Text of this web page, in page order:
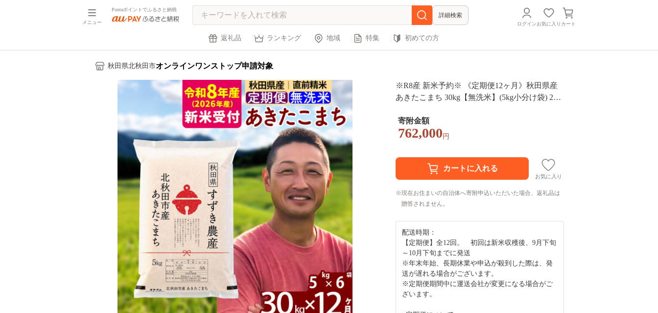
メニュー
Pontaポイントでふるさと納税
詳細検索
ログインお気に入り カート
返礼品 ランキング 地域 特集 初めての方
秋田県北秋田市オンラインワンストップ申請対象
※R8産 新米予約※ 《定期便12ヶ月》秋田県産
あきたこまち 30kg【無洗米】(5kg小分け袋) 202
整OK お米 すずき農産 [すずき農産 秋田 お米 あ
きたこまち 米どころ 東北 北秋田市 定期便 毎月
寄附金額
762,000 円
お気に入り
現在お住まいの自治体へ寄附申込いただいた場合、返礼品は
贈答されません。
配送時期：
【定期便】全12回。 初回は新米収穫後、9月下旬
～10月下旬までに発送
※年末年始、長期休業や申込が殺到した際は、発
送が遅れる場合がございます。
※定期便期間中に運送会社が変更になる場合がご
ざいます。